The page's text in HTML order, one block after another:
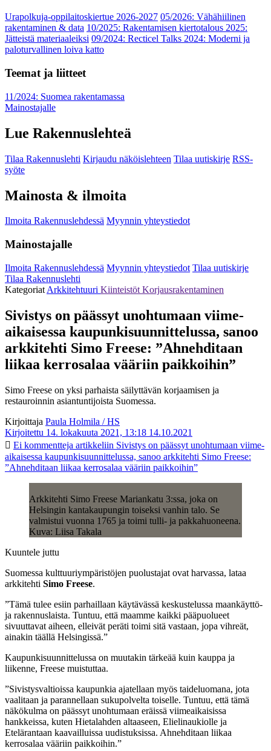
Urapolkuja-oppilaitoskiertue 2026-2027 05/2026: Vähähiilinen
rakentaminen & data 10/2025: Rakentamisen kiertotalous 2025:
Jätteistä materiaaleiksi 09/2024: Recticel Talks 2024: Moderni ja
paloturvallinen loiva katto
Teemat ja liitteet
11/2024: Suomea rakentamassa
Mainostajalle
Lue Rakennuslehteä
Tilaa Rakennuslehti Kirjaudu näköislehteen Tilaa uutiskirje RSS-
syöte
Mainosta & ilmoita
Ilmoita Rakennuslehdessä Myynnin yhteystiedot
Mainostajalle
Ilmoita Rakennuslehdessä Myynnin yhteystiedot Tilaa uutiskirje
Tilaa Rakennuslehti
Kategoriat Arkkitehtuuri Kiinteistöt Korjausrakentaminen
Sivistys on päässyt unohtumaan viime­
aikaisessa kaupunki­suunnittelussa, sanoo
arkkitehti Simo Freese: ”Ahnehditaan
liikaa kerros­alaa vääriin paikkoihin”
Simo Freese on yksi parhaista säilyttävän korjaamisen ja
restauroinnin asiantuntijoista Suomessa.
Kirjoittaja Paula Holmila / HS
Kirjoitettu 14. lokakuuta 2021, 13:18 14.10.2021
Ei kommentteja artikkeliin Sivistys on päässyt unohtumaan viime­
aikaisessa kaupunki­suunnittelussa, sanoo arkkitehti Simo Freese:
”Ahnehditaan liikaa kerros­alaa vääriin paikkoihin”
Arkkitehti Simo Freese Mariankatu 3:ssa, joka on
Helsingin kantakaupungin toiseksi vanhin talo. Se
valmistui vuonna 1765 ja toimi tulli- ja pakkahuoneena.
Kuva: Liisa Takala
Kuuntele juttu
Suomessa kulttuuriympäristöjen puolustajat ovat harvassa, lataa
arkkitehti Simo Freese.
”Tämä tulee esiin parhaillaan käytävässä keskustelussa maankäyttö-
ja rakennuslaista. Tuntuu, että maamme kaikki pääpuolueet
sivuuttavat aiheen, elleivät peräti toimi sitä vastaan, jopa vihreät,
ainakin täällä Helsingissä.”
Kaupunkisuunnittelussa on muutakin tärkeää kuin kauppa ja
liikenne, Freese muistuttaa.
”Sivistysvaltioissa kaupunkia ajatellaan myös taideluomana, jota
vaalitaan ja parannellaan sukupolvelta toiselle. Tuntuu, että tämä
näkökulma on päässyt unohtumaan eräissä viimeaikaisissa
hankkeissa, kuten Hietalahden altaaseen, Elielinaukiolle ja
Etelärantaan kaavailluissa uudistuksissa. Ahnehditaan liikaa
kerrosalaa vääriin paikkoihin.”